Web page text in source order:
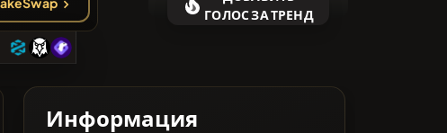
❌Нет недавних монет ГОЛОС ЗА ТРЕНД
Информация